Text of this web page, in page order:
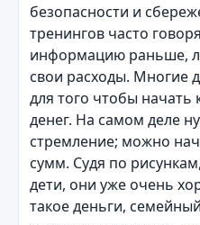
безопасности и
тренингов часто
информацию раньше,
свои расходы. Многие
для того чтобы
денег. На самом деле
стремление; можно
сумм. Судя по
дети, они уже очень
такое деньги,